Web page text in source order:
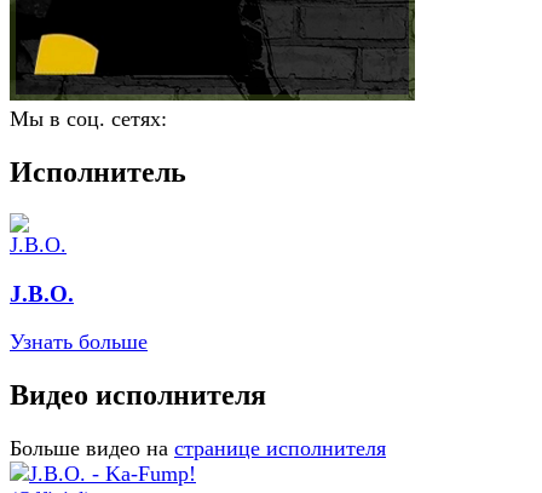
Мы в соц. сетях:
Исполнитель
J.B.O.
Узнать больше
Видео исполнителя
Больше видео на странице исполнителя